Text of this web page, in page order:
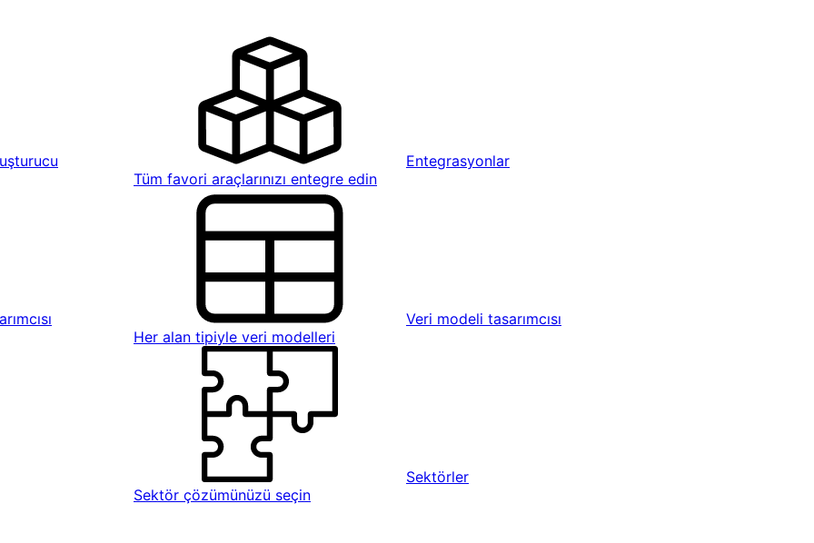
Entegrasyonlar
Tüm favori araçlarınızı entegre edin
Veri modeli tasarımcısı
Her alan tipiyle veri modelleri
Sektörler
Sektör çözümünüzü seçin